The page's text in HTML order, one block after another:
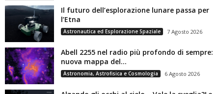
Il futuro dell’esplorazione lunare passa per
l’Etna
Astronautica ed Esplorazione Spaziale 7 Agosto 2026
Abell 2255 nel radio più profondo di sempre:
nuova mappa del...
Astronomia, Astrofisica e Cosmologia 6 Agosto 2026